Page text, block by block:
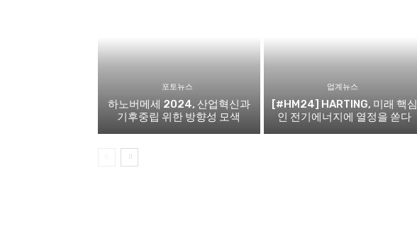
포토뉴스
하노버메세 2024, 산업혁신과
기후중립 위한 방향성 모색
업계뉴스
[#HM24] HARTING, 미래 핵심
인 전기에너지에 열정을 쏟다